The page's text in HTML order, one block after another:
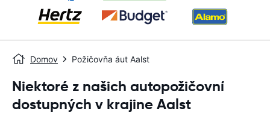
Domov Požičovňa áut Aalst
Niektoré z našich autopožičovní
dostupných v krajine Aalst